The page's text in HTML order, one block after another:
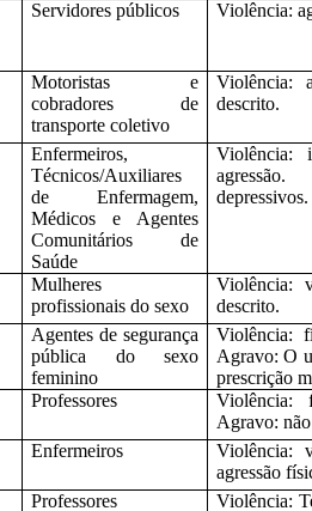
Servidores públicos Violência:
Motoristas e
cobradores de
transporte coletivo
Violência:
descrito.
Enfermeiros,
Técnicos/Auxiliares
de Enfermagem,
Médicos e Agentes
Comunitários de
Saúde
Violência:
depressivos.
Mulheres
profissionais do sexo
Violência:
descrito.
Agentes de segurança
pública do sexo
feminino
Violência:
Agravo: O
prescrição
Professores
Violência:
Agravo:
Enfermeiros
Violência:
agressão
Professores
Violência: